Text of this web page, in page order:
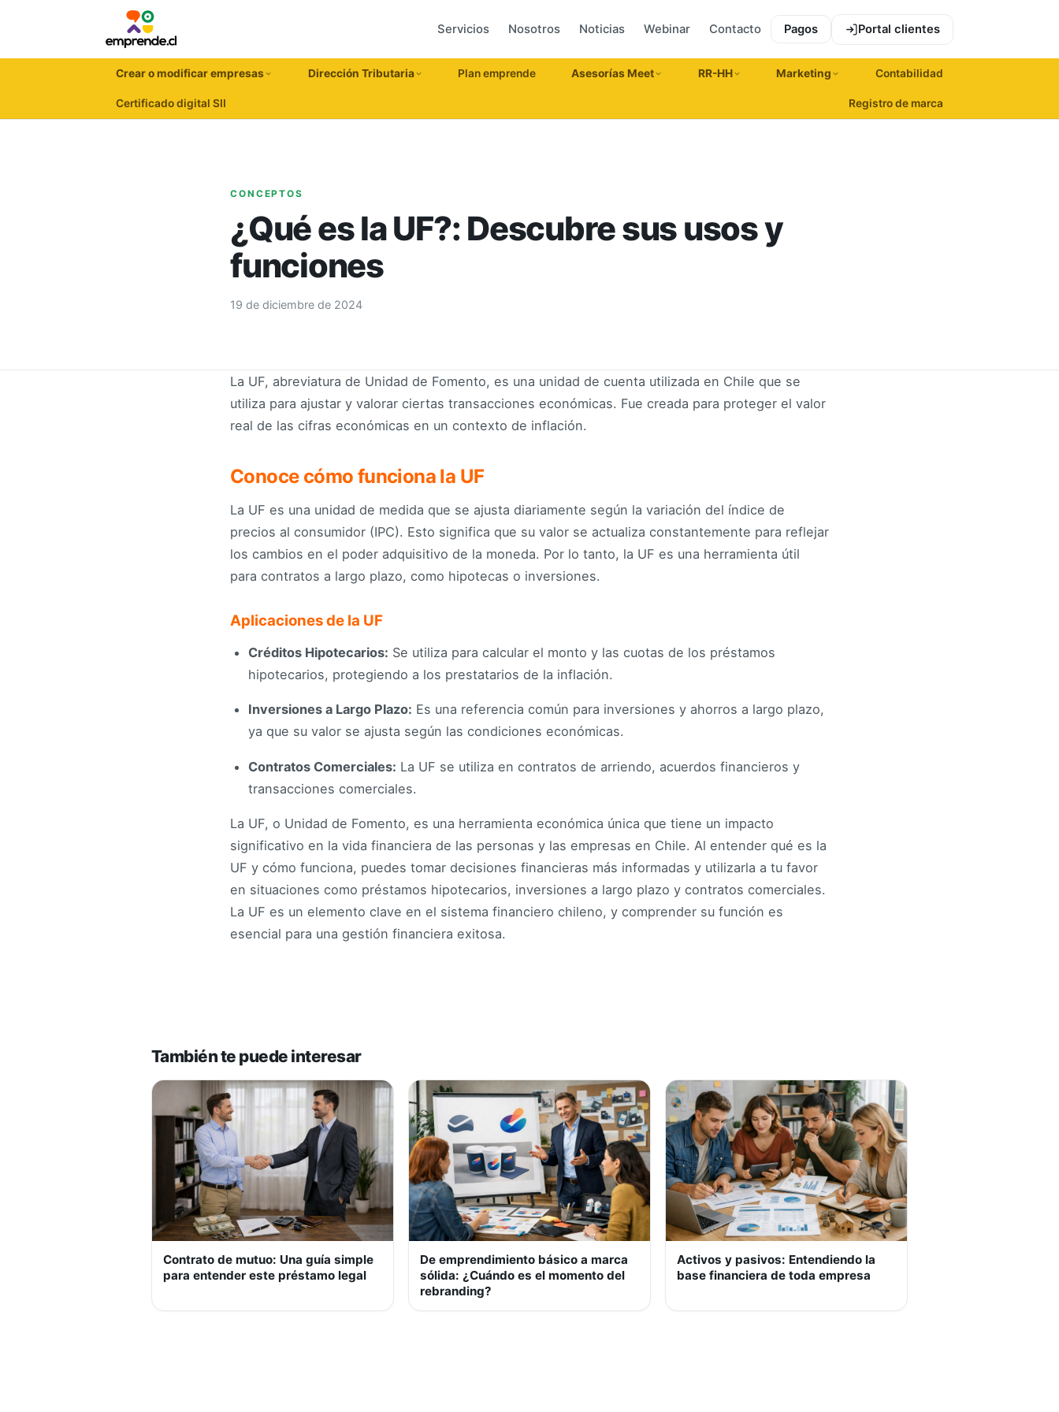
Servicios Nosotros Noticias Webinar Contacto Pagos Portal clientes
Crear o modificar empresas Dirección Tributaria Plan emprende Asesorías Meet RR-HH Marketing Contabilidad
Certificado digital SII Registro de marca
CONCEPTOS
¿Qué es la UF?: Descubre sus usos y
funciones
19 de diciembre de 2024
La UF, abreviatura de Unidad de Fomento, es una unidad de cuenta utilizada en Chile que se
utiliza para ajustar y valorar ciertas transacciones económicas. Fue creada para proteger el valor
real de las cifras económicas en un contexto de inflación.
Conoce cómo funciona la UF
La UF es una unidad de medida que se ajusta diariamente según la variación del índice de
precios al consumidor (IPC). Esto significa que su valor se actualiza constantemente para reflejar
los cambios en el poder adquisitivo de la moneda. Por lo tanto, la UF es una herramienta útil
para contratos a largo plazo, como hipotecas o inversiones.
Aplicaciones de la UF
Créditos Hipotecarios: Se utiliza para calcular el monto y las cuotas de los préstamos
hipotecarios, protegiendo a los prestatarios de la inflación.
Inversiones a Largo Plazo: Es una referencia común para inversiones y ahorros a largo plazo,
ya que su valor se ajusta según las condiciones económicas.
Contratos Comerciales: La UF se utiliza en contratos de arriendo, acuerdos financieros y
transacciones comerciales.
La UF, o Unidad de Fomento, es una herramienta económica única que tiene un impacto
significativo en la vida financiera de las personas y las empresas en Chile. Al entender qué es la
UF y cómo funciona, puedes tomar decisiones financieras más informadas y utilizarla a tu favor
en situaciones como préstamos hipotecarios, inversiones a largo plazo y contratos comerciales.
La UF es un elemento clave en el sistema financiero chileno, y comprender su función es
esencial para una gestión financiera exitosa.
También te puede interesar
Contrato de mutuo: Una guía simple
para entender este préstamo legal
De emprendimiento básico a marca
sólida: ¿Cuándo es el momento del
rebranding?
Activos y pasivos: Entendiendo la
base financiera de toda empresa